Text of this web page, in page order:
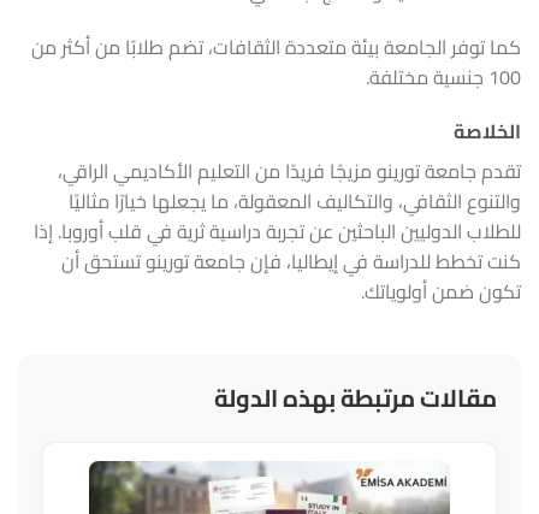
كما توفر الجامعة بيئة متعددة الثقافات، تضم طلابًا من أكثر من
100 جنسية مختلفة.
الخلاصة
تقدم جامعة تورينو مزيجًا فريدًا من التعليم الأكاديمي الراقي،
والتنوع الثقافي، والتكاليف المعقولة، ما يجعلها خيارًا مثاليًا
للطلاب الدوليين الباحثين عن تجربة دراسية ثرية في قلب أوروبا. إذا
كنت تخطط للدراسة في إيطاليا، فإن جامعة تورينو تستحق أن
تكون ضمن أولوياتك.
مقالات مرتبطة بهذه الدولة